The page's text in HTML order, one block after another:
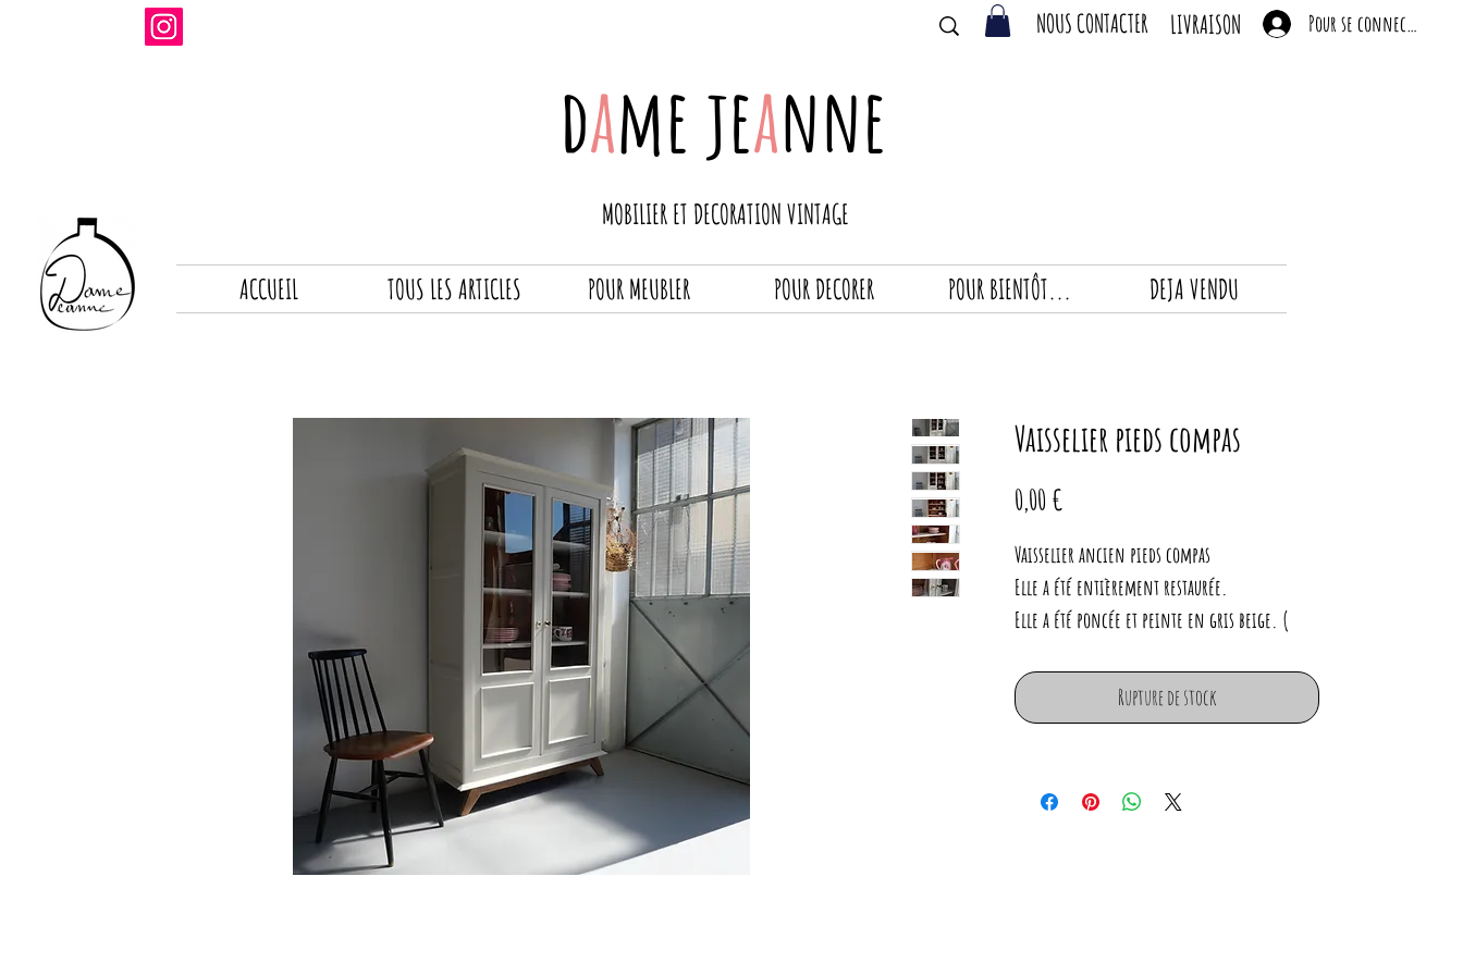
NOUS CONTACTER LIVRAISON Pour se connecter
Vaisselier pieds compas
0,00 €
Vaisselier ancien pieds compas
Elle a été entièrement restaurée.
Elle a été poncée et peinte en gris beige. (
Vitres d'origine, serrure et entrées de serrure
Dimensions :
Rupture de stock
dame jeanne
ACCUEIL TOUS LES ARTICLES POUR MEUBLER POUR DECORER POUR BIENTÔT... DEJA VENDU
MOBILIER ET DECORATION VINTAGE